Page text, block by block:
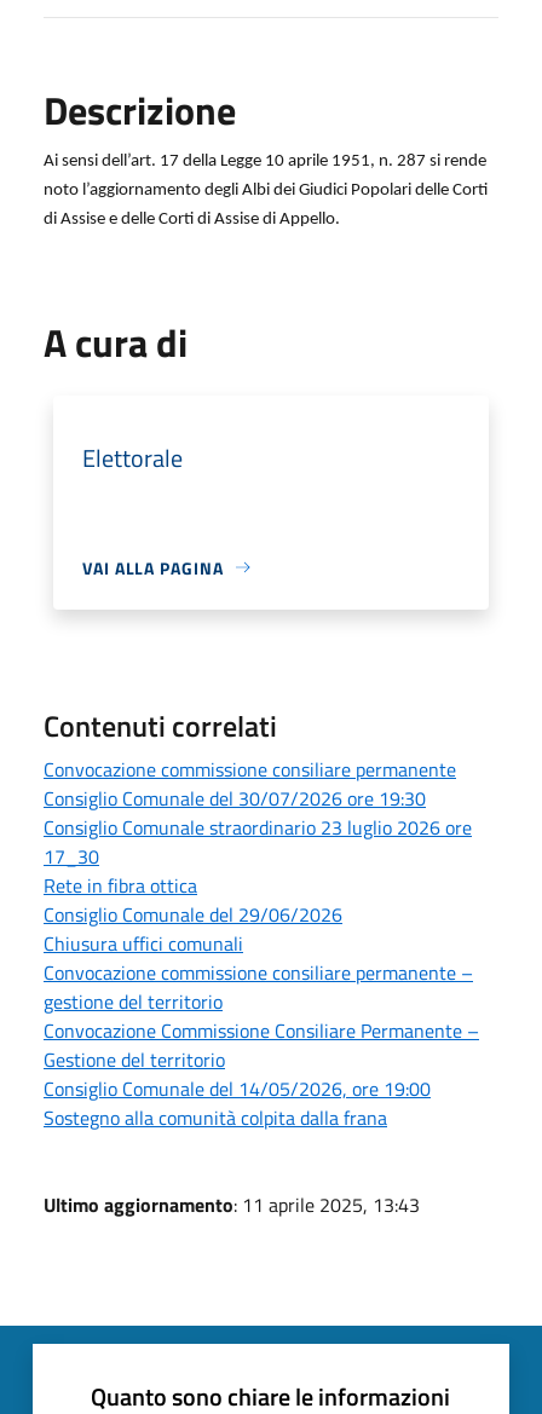
Descrizione
Ai sensi dell’art. 17 della Legge 10 aprile 1951, n. 287 si rende
noto l’aggiornamento degli Albi dei Giudici Popolari delle Corti
di Assise e delle Corti di Assise di Appello.
A cura di
Elettorale
VAI ALLA PAGINA
Contenuti correlati
Convocazione commissione consiliare permanente
Consiglio Comunale del 30/07/2026 ore 19:30
Consiglio Comunale straordinario 23 luglio 2026 ore
17_30
Rete in fibra ottica
Consiglio Comunale del 29/06/2026
Chiusura uffici comunali
Convocazione commissione consiliare permanente –
gestione del territorio
Convocazione Commissione Consiliare Permanente –
Gestione del territorio
Consiglio Comunale del 14/05/2026, ore 19:00
Sostegno alla comunità colpita dalla frana
Ultimo aggiornamento: 11 aprile 2025, 13:43
Quanto sono chiare le informazioni